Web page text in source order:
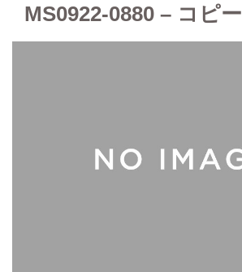
MS0922-0880 – コピー